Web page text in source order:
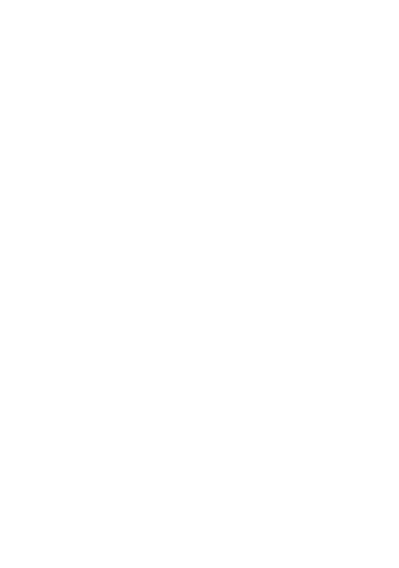
き作成されるも
ようお願いしま
です。
ありません。
です。
) : 1000ppm、
、
これらの製造装
通知します。
、取り引きをい
ムロン制御